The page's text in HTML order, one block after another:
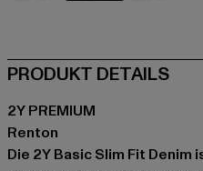
PRODUKT DETAILS
2Y PREMIUM
Renton
Die 2Y Basic Slim Fit